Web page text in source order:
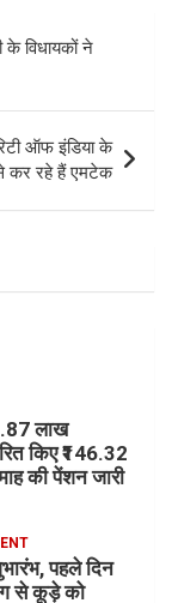
के विधायकों ने
ऑफ इंडिया के
कर रहे हैं एमटेक
लाख
किए ₹146.32
की पेंशन जारी
पहले दिन
से कूड़े को